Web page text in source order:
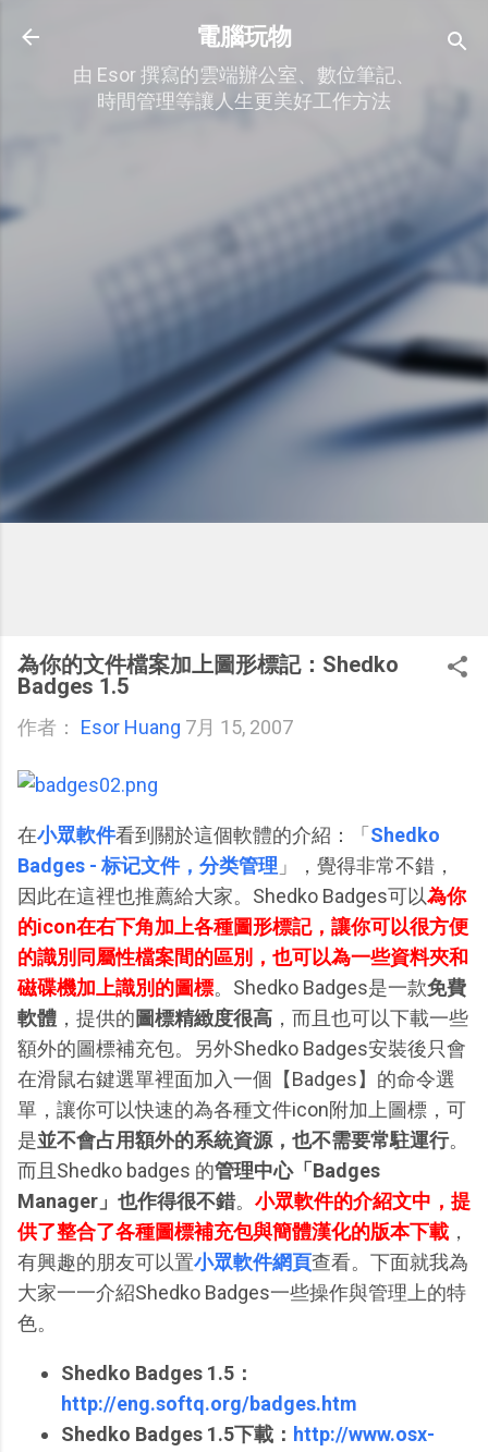
跳到主要內容
電腦玩物
由 Esor 撰寫的雲端辦公室、數位筆記、
時間管理等讓人生更美好工作方法
為你的文件檔案加上圖形標記：Shedko
Badges 1.5
作者： Esor Huang 7月 15, 2007
在小眾軟件看到關於這個軟體的介紹：「 Shedko
Badges - 标记文件，分类管理 」，覺得非常不錯，
因此在這裡也推薦給大家。Shedko Badges可以為你
的icon在右下角加上各種圖形標記，讓你可以很方便
的識別同屬性檔案間的區別，也可以為一些資料夾和
磁碟機加上識別的圖標。Shedko Badges是一款免費
軟體 ，提供的圖標精緻度很高 ，而且也可以下載一些
額外的圖標補充包。另外Shedko Badges安裝後只會
在滑鼠右鍵選單裡面加入一個【Badges】的命令選
單，讓你可以快速的為各種文件icon附加上圖標，可
是並不會占用額外的系統資源，也不需要常駐運行。
而且Shedko badges 的管理中心「Badges
Manager」也作得很不錯。 小眾軟件的介紹文中，提
供了整合了各種圖標補充包與簡體漢化的版本下載 ，
有興趣的朋友可以置小眾軟件網頁查看。下面就我為
大家一一介紹Shedko Badges一些操作與管理上的特
色。
Shedko Badges 1.5：
http://eng.softq.org/badges.htm
Shedko Badges 1.5下載： http://www.osx-